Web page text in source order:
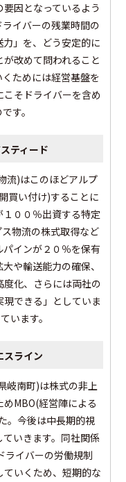
因となっているよう
イバーの残業時間の
」を、どう安定的に
改めて問われること
ためには経営基盤を
そドライバーを含め
す。
ティード
流)はこのほどアルプ
買い付け)することに
００％出資する特定
物流の株式取得など
インが２０％を保有
や輸送能力の確保、
化、さらには両社の
できる」としていま
います。
スライン
岐南町)は株式の非上
めМBО(経営陣による
。今後は中長期的視
いきます。同社関係
イバーの労働規制
いくため、短期的な